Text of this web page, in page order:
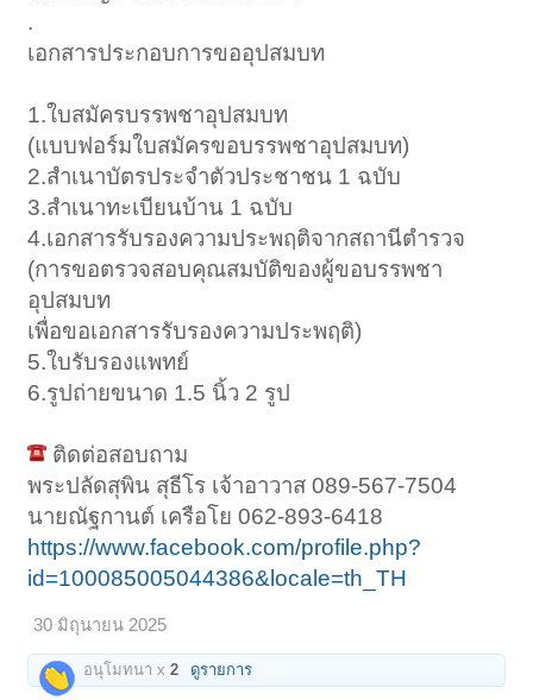
.
เอกสารประกอบการขออุปสมบท
1.ใบสมัครบรรพชาอุปสมบท
(แบบฟอร์มใบสมัครขอบรรพชาอุปสมบท)
2.สำเนาบัตรประจำตัวประชาชน 1 ฉบับ
3.สำเนาทะเบียนบ้าน 1 ฉบับ
4.เอกสารรับรองความประพฤติจากสถานีตำรวจ
(การขอตรวจสอบคุณสมบัติของผู้ขอบรรพชา
อุปสมบท
เพื่อขอเอกสารรับรองความประพฤติ)
5.ใบรับรองแพทย์
6.รูปถ่ายขนาด 1.5 นิ้ว 2 รูป
ติดต่อสอบถาม
พระปลัดสุพิน สุธีโร เจ้าอาวาส 089-567-7504
นายณัฐกานต์ เครือโย 062-893-6418
https://www.facebook.com/profile.php?
id=100085005044386&locale=th_TH
30 มิถุนายน 2025
อนุโมทนา x2 ดูรายการ